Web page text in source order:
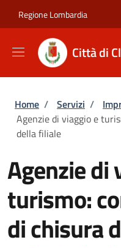
Regione Lombardia
Città di
Briciole di
Home / Servizi /
Agenzie di viaggio e
della filiale
Agenzie di
turismo:
di chisura